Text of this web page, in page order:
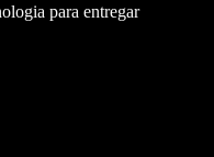
para entregar